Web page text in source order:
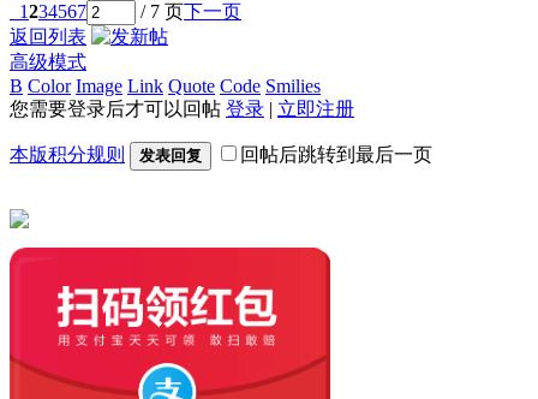
1234567 / 7 页下一页
返回列表
高级模式
B Color Image Link Quote Code Smilies
您需要登录后才可以回帖 登录 | 立即注册
本版积分规则 发表回复 回帖后跳转到最后一页